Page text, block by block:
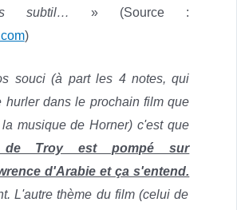
subtil…
» (Source :
)
souci (à part les 4 notes, qui
hurler dans le prochain film que
musique de Horner) c'est que
Troy est pompé sur
d'Arabie et ça s'entend.
L'autre thème du film (celui de